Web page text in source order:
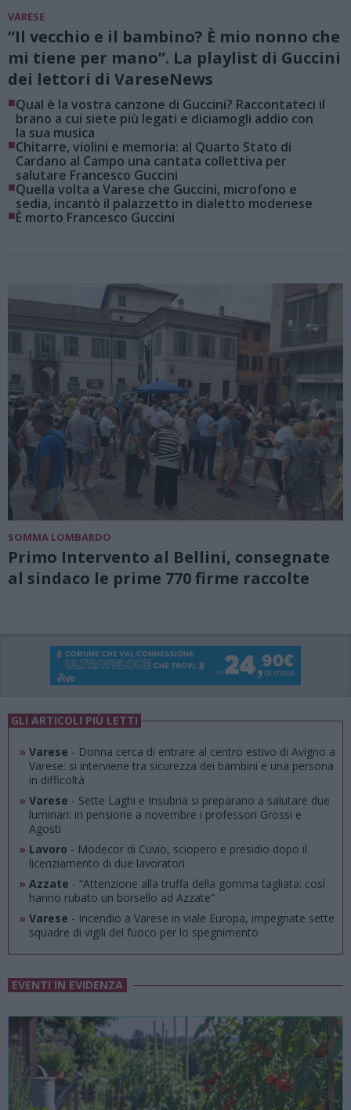
VARESE
“Il vecchio e il bambino? È mio nonno che
mi tiene per mano”. La playlist di Guccini
dei lettori di VareseNews
■Qual è la vostra canzone di Guccini? Raccontateci il
brano a cui siete più legati e diciamogli addio con
la sua musica
■Chitarre, violini e memoria: al Quarto Stato di
Cardano al Campo una cantata collettiva per
salutare Francesco Guccini
■Quella volta a Varese che Guccini, microfono e
sedia, incantò il palazzetto in dialetto modenese
■È morto Francesco Guccini
SOMMA LOMBARDO
Primo Intervento al Bellini, consegnate
al sindaco le prime 770 firme raccolte
GLI ARTICOLI PIÙ LETTI
» Varese - Donna cerca di entrare al centro estivo di Avigno a
Varese: si interviene tra sicurezza dei bambini e una persona
in difficoltà
» Varese - Sette Laghi e Insubria si preparano a salutare due
luminari: in pensione a novembre i professori Grossi e
Agosti
» Lavoro - Modecor di Cuvio, sciopero e presidio dopo il
licenziamento di due lavoratori
» Azzate - “Attenzione alla truffa della gomma tagliata: così
hanno rubato un borsello ad Azzate”
» Varese - Incendio a Varese in viale Europa, impegnate sette
squadre di vigili del fuoco per lo spegnimento
EVENTI IN EVIDENZA